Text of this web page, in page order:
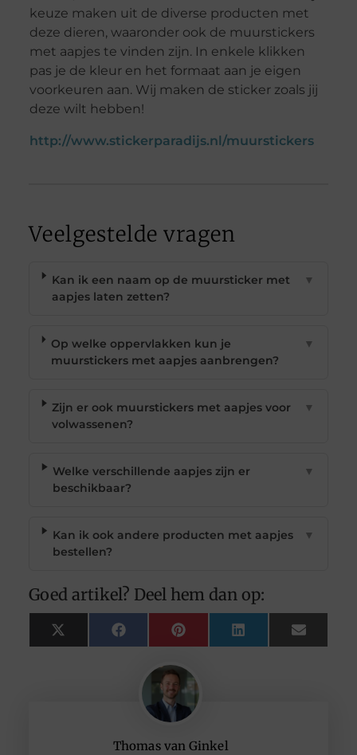
Thomas van Ginkel
keuze maken uit de diverse producten met
deze dieren, waaronder ook de muurstickers
met aapjes te vinden zijn. In enkele klikken
pas je de kleur en het formaat aan je eigen
voorkeuren aan. Wij maken de sticker zoals jij
deze wilt hebben!
http://www.stickerparadijs.nl/muurstickers
Veelgestelde vragen
Kan ik een naam op de muursticker met
aapjes laten zetten?
▼
Op welke oppervlakken kun je
muurstickers met aapjes aanbrengen?
▼
Zijn er ook muurstickers met aapjes voor
volwassenen?
▼
Welke verschillende aapjes zijn er
beschikbaar?
▼
Kan ik ook andere producten met aapjes
bestellen?
▼
Goed artikel? Deel hem dan op:
X
(Twitter)
FacebookPinterest LinkedIn Email